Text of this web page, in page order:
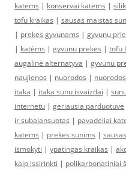
katems | konservai katems |
tofu kraikas | sausas maistas
| prekes gyvunams | gyvunu
| katėms | gyvunu prekes | tofu
augalinė alternatyva | gyvunu
naujienos | nuorodos | nuorodos
itaka | itaka sunu isvaizdai |
internetu | geriausia parduotuve
ir subalansuotas | pavadeliai
katems | prekes sunims |
ismokyti | ypatingas kraikas |
kaip issirinkti | polikarbonatiniai